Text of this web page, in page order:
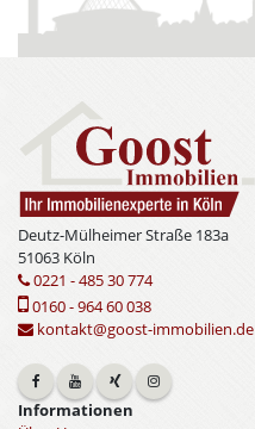
Deutz-Mülheimer Straße 183a
51063 Köln
0221 - 485 30 774
0160 - 964 60 038
kontakt@goost-immobilien.de
Informationen